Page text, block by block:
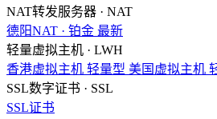
NAT转发服务器 · NAT
德阳NAT · 铂金 最新
轻量虚拟主机 · LWH
香港虚拟主机 轻量型 美国虚拟主机
SSL数字证书 · SSL
SSL证书